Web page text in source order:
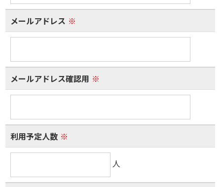
メールアドレス ※
メールアドレス確認用 ※
利用予定人数 ※
人